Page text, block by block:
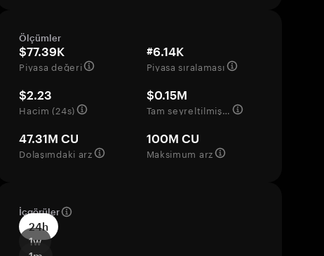
Ölçümler
$77.39K
Piyasa değeri
#6.14K
Piyasa sıralaması
$2.23
Hacim (24s)
$0.15M
Tam seyreltilmiş değerleme
47.31M CU
Dolaşımdaki arz
100M CU
Maksimum arz
İçgörüler
24h
1w